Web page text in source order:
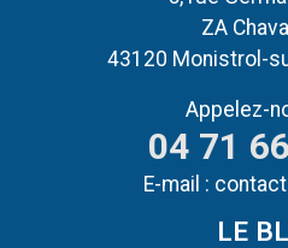
ZA
43120 Monistrol-
Appelez-
04 71
E-mail :
LE